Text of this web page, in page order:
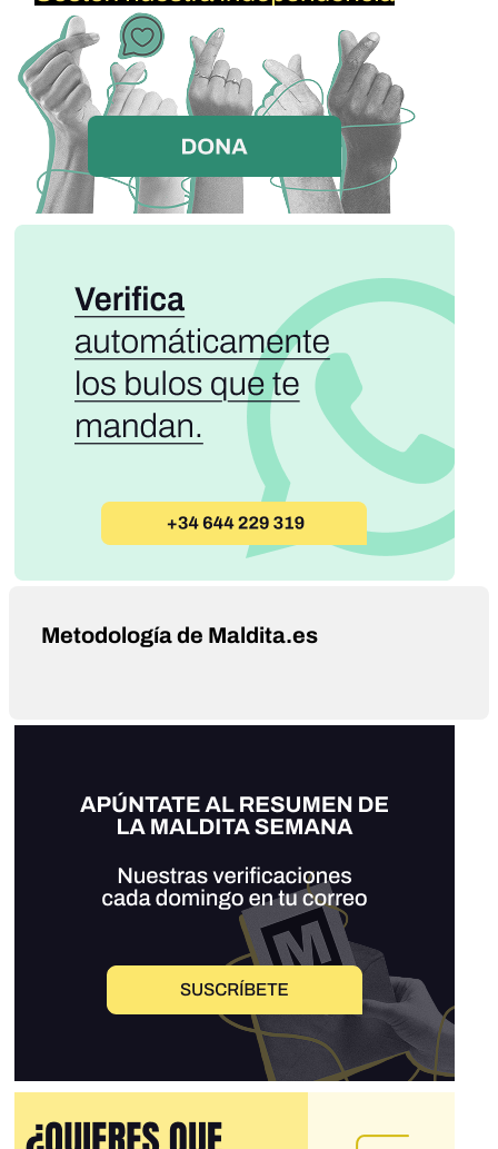
Metodología de Maldita.es